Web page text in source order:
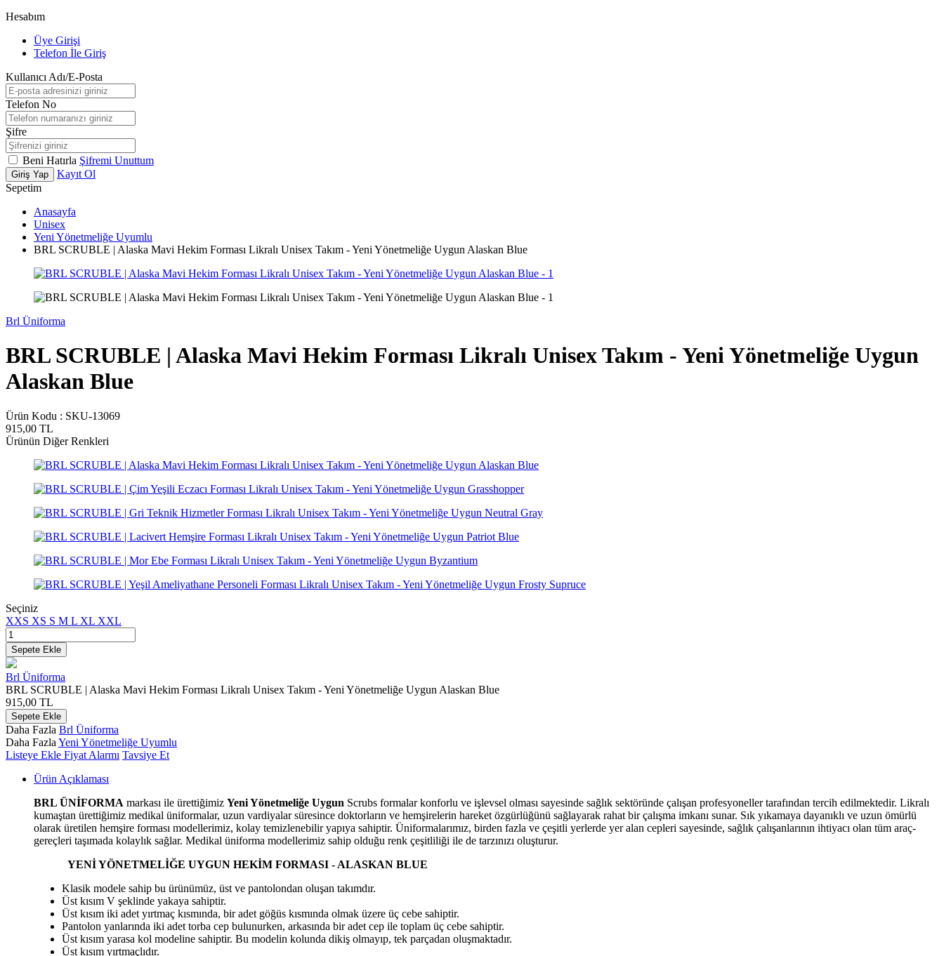
Hesabım
Üye Girişi
Telefon İle Giriş
Kullanıcı Adı/E-Posta
Telefon No
Şifre
Beni Hatırla Şifremi Unuttum
Giriş Yap
Kayıt Ol
Sepetim
Anasayfa
Unisex
Yeni Yönetmeliğe Uyumlu
BRL SCRUBLE | Alaska Mavi Hekim Forması Likralı Unisex Takım - Yeni Yönetmeliğe Uygun Alaskan Blue
Brl Üniforma
BRL SCRUBLE | Alaska Mavi Hekim Forması Likralı Unisex Takım - Yeni Yönetmeliğe Uygun
Alaskan Blue
Ürün Kodu : SKU-13069
915,00 TL
Ürünün Diğer Renkleri
Seçiniz
XXS XS S M L XL XXL
Sepete Ekle
Brl Üniforma
BRL SCRUBLE | Alaska Mavi Hekim Forması Likralı Unisex Takım - Yeni Yönetmeliğe Uygun Alaskan Blue
915,00 TL
Sepete Ekle
Daha Fazla Brl Üniforma
Daha Fazla Yeni Yönetmeliğe Uyumlu
Listeye Ekle Fiyat Alarmı Tavsiye Et
Ürün Açıklaması
BRL ÜNİFORMA markası ile ürettiğimiz Yeni Yönetmeliğe Uygun Scrubs formalar konforlu ve işlevsel olması sayesinde sağlık sektöründe çalışan profesyoneller tarafından tercih edilmektedir. Likralı
kumaştan ürettiğimiz medikal üniformalar, uzun vardiyalar süresince doktorların ve hemşirelerin hareket özgürlüğünü sağlayarak rahat bir çalışma imkanı sunar. Sık yıkamaya dayanıklı ve uzun ömürlü
olarak üretilen hemşire forması modellerimiz, kolay temizlenebilir yapıya sahiptir. Üniformalarımız, birden fazla ve çeşitli yerlerde yer alan cepleri sayesinde, sağlık çalışanlarının ihtiyacı olan tüm araç-
gereçleri taşımada kolaylık sağlar. Medikal üniforma modellerimiz sahip olduğu renk çeşitliliği ile de tarzınızı oluşturur.
YENİ YÖNETMELİĞE UYGUN HEKİM FORMASI - ALASKAN BLUE
Klasik modele sahip bu ürünümüz, üst ve pantolondan oluşan takımdır.
Üst kısım V şeklinde yakaya sahiptir.
Üst kısım iki adet yırtmaç kısmında, bir adet göğüs kısmında olmak üzere üç cebe sahiptir.
Pantolon yanlarında iki adet torba cep bulunurken, arkasında bir adet cep ile toplam üç cebe sahiptir.
Üst kısım yarasa kol modeline sahiptir. Bu modelin kolunda dikiş olmayıp, tek parçadan oluşmaktadır.
Üst kısım yırtmaçlıdır.